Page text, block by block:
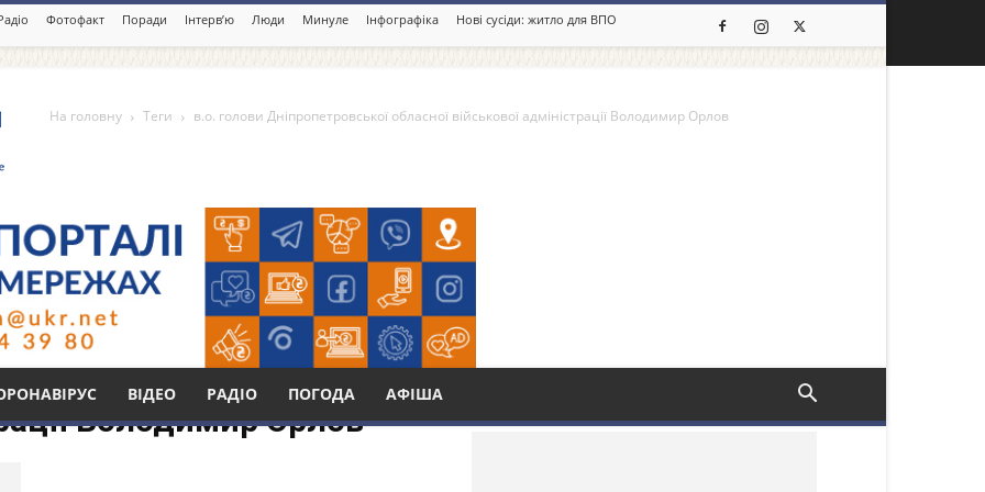
Фотофакт Поради Інтерв’ю Люди Минуле Інфографіка Нові сусіди: житло для ВПО
ВІДЕО РАДІО ПОГОДА АФІША
На головну Теги в.о. голови Дніпропетровської обласної військової адміністрації Володимир Орлов
обласної
Володимир Орлов